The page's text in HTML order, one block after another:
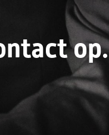
op.